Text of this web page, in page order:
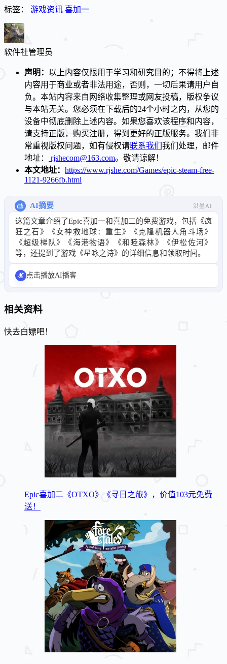
标签： 游戏资讯 喜加一
软件社管理员
声明： 以上内容仅限用于学习和研究目的；不得将上述
内容用于商业或者非法用途，否则，一切后果请用户自
负。本站内容来自网络收集整理或网友投稿，版权争议
与本站无关。您必须在下载后的24个小时之内，从您的
设备中彻底删除上述内容。如果您喜欢该程序和内容，
请支持正版，购买注册，得到更好的正版服务。我们非
常重视版权问题，如有侵权请联系我们 我们处理，邮件
地址：
rjshecom@163.com。敬请谅解！
本文地址： https://www.rjshe.com/Games/epic-steam-free-
1121-9266fb.html
AI摘要 洪墨AI
这篇文章介绍了Epic喜加一和喜加二的免费游戏，包括《疯
狂之石》《女神救地球：重生》《克隆机器人角斗场》
《超级梯队》《海港物语》《和睦森林》《伊松佐河》
等，还提到了游戏《星咏之诗》的详细信息和领取时间。
点击播放AI播客
相关资料
快去白嫖吧！
Epic喜加二《OTXO》《寻日之旅》，价值103元免费
送！